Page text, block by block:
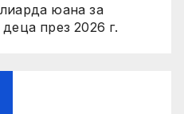
юана за
през 2026 г.